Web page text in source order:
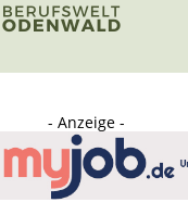
- Anzeige -